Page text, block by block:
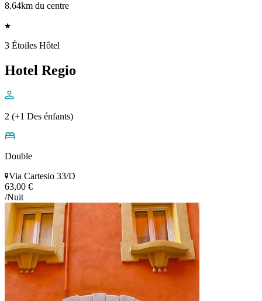
8.64km du centre
3 Étoiles Hôtel
Hotel Regio
2 (+1 Des énfants)
Double
Via Cartesio 33/D
63,00 €
/Nuit